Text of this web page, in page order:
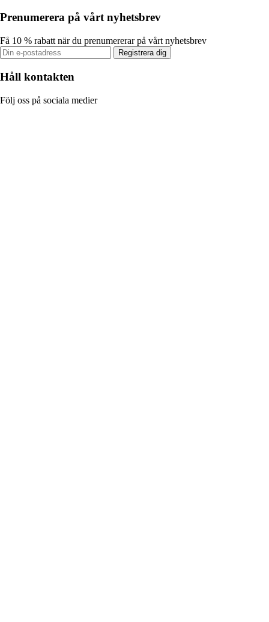
Prenumerera på vårt nyhetsbrev
Få 10 % rabatt när du prenumererar på vårt nyhetsbrev
Registrera dig
Håll kontakten
Följ oss på sociala medier